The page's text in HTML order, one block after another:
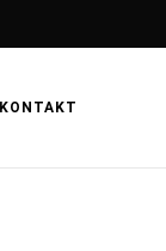
KONTAKT